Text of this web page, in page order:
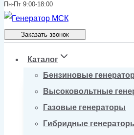
Пн-Пт 9:00-18:00
Заказать звонок
Каталог
Бензиновые
Высоковольтные
Газовые генераторы
Гибридные